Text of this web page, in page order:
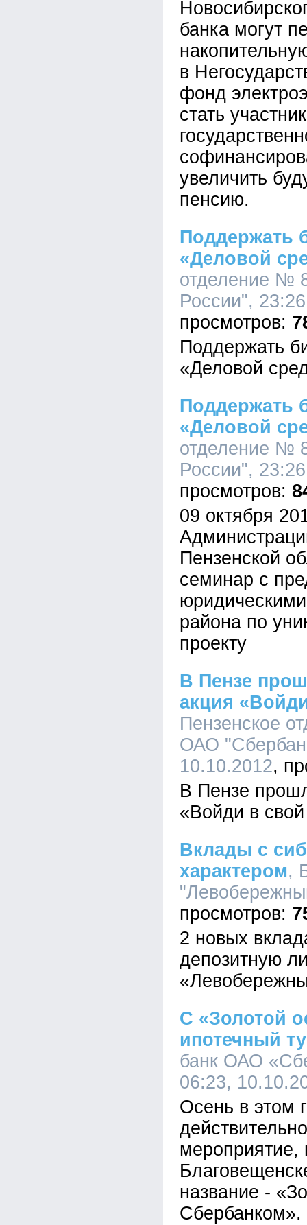
банка могут
в
фонд
стать
увеличить
пенсию.
Поддержать
«Деловой
отделение №
России",
Поддержать
«Деловой
Поддержать
«Деловой
отделение №
России",
09 октября
Пензенской
семинар с
района по
проекту
В Пензе
акция
Пензенское
ОАО
10.10.2012
В Пензе
«Войди в
Вклады с
характером,
2 новых
депозитную
С «Золотой
ипотечный
банк ОАО
06:23,
Осень в этом
мероприятие,
название -
Сбербанком».